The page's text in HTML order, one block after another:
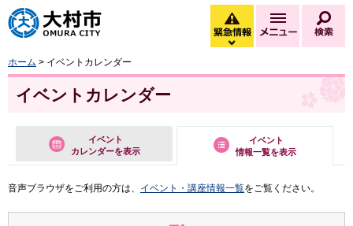
大村市
緊急情報
緊急情報を開く
メニュー
ホーム > イベントカレンダー
イベントカレンダー
イベント
カレンダーを表示
イベント
情報一覧を表示
音声ブラウザをご利用の方は、 イベント・講座情報一覧をご覧ください。